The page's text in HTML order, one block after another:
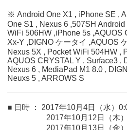
※ Android One X1 , iPhone SE ,
One S1 , Nexus 6 ,507SH
WiFi 506HW ,iPhone 5s ,AQUOS
Xx-Y ,DIGNO ケータイ ,AQUOS
Nexus 5X , Pocket WiFi 504HW ,
AQUOS CRYSTAL Y , Surface3 ,
Nexus 6 , MediaPad M1 8.0 ,
Neuxs 5 , ARROWS S
■ 日時 ： 2017年10月4日（水）
2017年10月12日（木）
2017年10月13日（金）